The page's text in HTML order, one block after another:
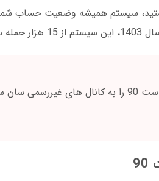
سیستم همیشه وضعیت حساب
معتبر است.